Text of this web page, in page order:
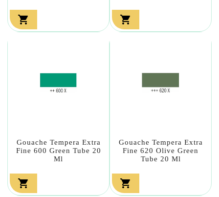
 
Gouache Tempera Extra
Fine 600 Green Tube 20
Ml

Gouache Tempera Extra
Fine 620 Olive Green
Tube 20 Ml
